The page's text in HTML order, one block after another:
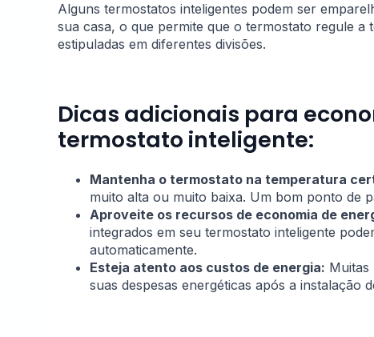
Alguns termostatos inteligentes podem ser
sua casa, o que permite que o termostato regule a
estipuladas em diferentes divisões.
Dicas adicionais para
termostato inteligente:
Mantenha o termostato na temperatura
muito alta ou muito baixa. Um bom ponto de
Aproveite os recursos de economia de
integrados em seu termostato inteligente
automaticamente.
Esteja atento aos custos de energia: Muitas
suas despesas energéticas após a instalação